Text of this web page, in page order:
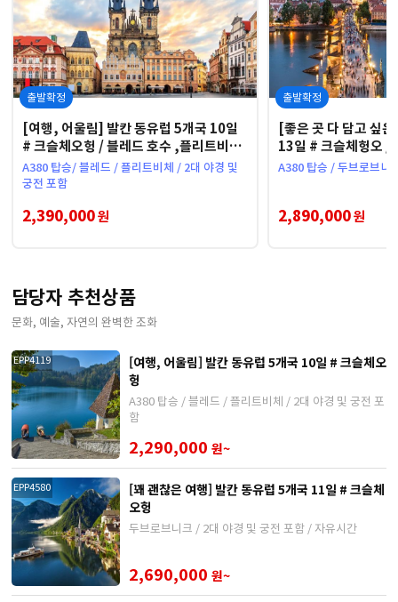
출발확정
[여행, 어울림] 발칸 동유럽 5개국 10일
# 크슬체오헝 / 블레드 호수 ,플리트비체
트래킹 & 클림트 '키스'
A380 탑승/ 블레드 / 플리트비체 / 2대 야경 및
궁전 포함
2,390,000원
출발확정
[좋은 곳 다 담고 싶
13일 # 크슬체헝오 /
데레 궁전, 멜크수도
A380 탑승 / 두브로브니
2,890,000원
담당자 추천상품
문화, 예술, 자연의 완벽한 조화
EPP4119
[여행, 어울림] 발칸 동유럽 5개국 10일 # 크슬체오
헝
A380 탑승 / 블레드 / 플리트비체 / 2대 야경 및 궁전 포
함
2,290,000 원~
EPP4580
[꽤 괜찮은 여행] 발칸 동유럽 5개국 11일 # 크슬체
오헝
두브로브니크 / 2대 야경 및 궁전 포함 / 자유시간
2,690,000 원~